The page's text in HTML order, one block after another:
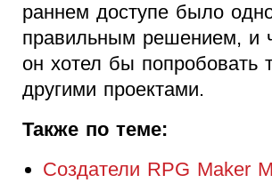
раннем доступе было
правильным решением, и
он хотел бы попробовать
другими проектами.
Также по теме:
Создатели RPG Maker